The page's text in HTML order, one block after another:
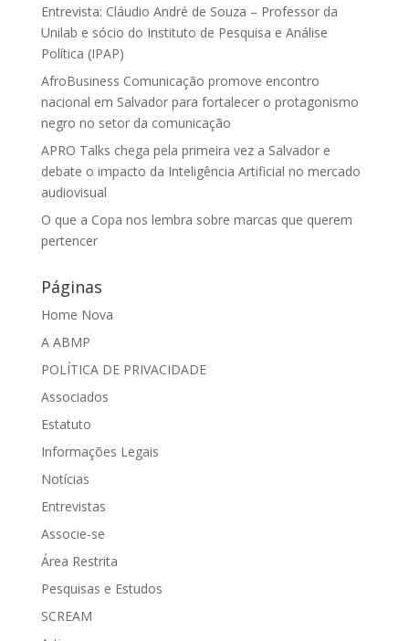
Entrevista: Cláudio André de Souza – Professor da
Unilab e sócio do Instituto de Pesquisa e Análise
Política (IPAP)
AfroBusiness Comunicação promove encontro
nacional em Salvador para fortalecer o protagonismo
negro no setor da comunicação
APRO Talks chega pela primeira vez a Salvador e
debate o impacto da Inteligência Artificial no mercado
audiovisual
O que a Copa nos lembra sobre marcas que querem
pertencer
Páginas
Home Nova
A ABMP
POLÍTICA DE PRIVACIDADE
Associados
Estatuto
Informações Legais
Notícias
Entrevistas
Associe-se
Área Restrita
Pesquisas e Estudos
SCREAM